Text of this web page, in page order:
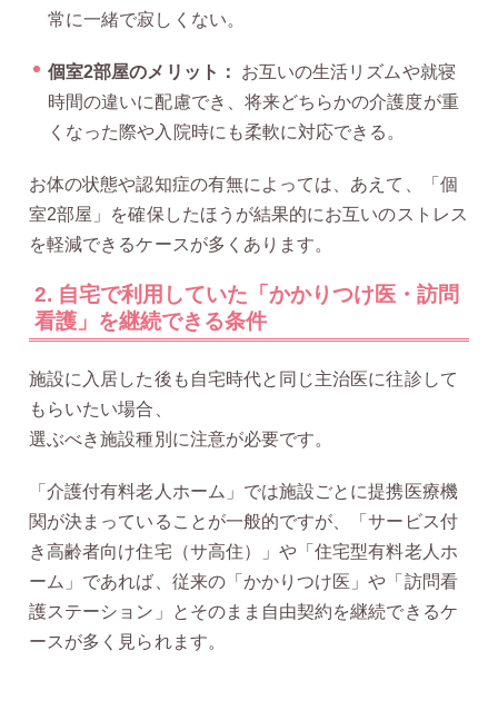
常に一緒で寂しくない。
個室2部屋のメリット：
お互いの生活リズムや就寝
時間の違いに配慮でき、将来どちらかの介護度が重
くなった際や入院時にも柔軟に対応できる。
お体の状態や認知症の有無によっては、あえて、「個
室2部屋」を確保したほうが結果的にお互いのストレス
を軽減できるケースが多くあります。
2. 自宅で利用していた「かかりつけ医・訪問
看護」を継続できる条件
施設に入居した後も自宅時代と同じ主治医に往診して
もらいたい場合、
選ぶべき施設種別に注意が必要です。
「介護付有料老人ホーム」では施設ごとに提携医療機
関が決まっていることが一般的ですが、「サービス付
き高齢者向け住宅（サ高住）」や「住宅型有料老人ホ
ーム」であれば、従来の「かかりつけ医」や「訪問看
護ステーション」とそのまま自由契約を継続できるケ
ースが多く見られます。